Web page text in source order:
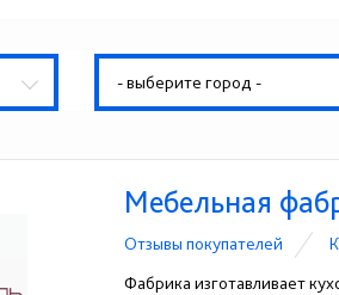
- выберите город -
Мебельная
Отзывы покупателей
Фабрика изготавливает